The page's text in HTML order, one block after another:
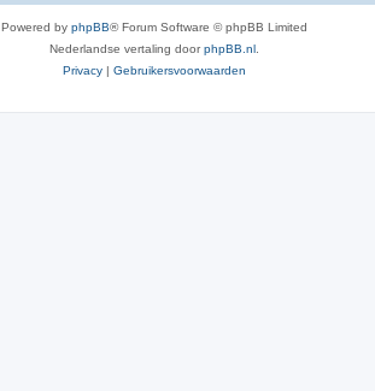
Powered by phpBB® Forum Software © phpBB Limited
Nederlandse vertaling doorphpBB.nl
Privacy | Gebruikersvoorwaarden